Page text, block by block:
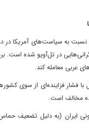
به سیاست‌های آمریکا در
در تل‌آویو شده است.
عربی معامله کند.
با فشار فزاینده‌ای از سوی
مخالف است.
ایران (به دلیل تضعیف